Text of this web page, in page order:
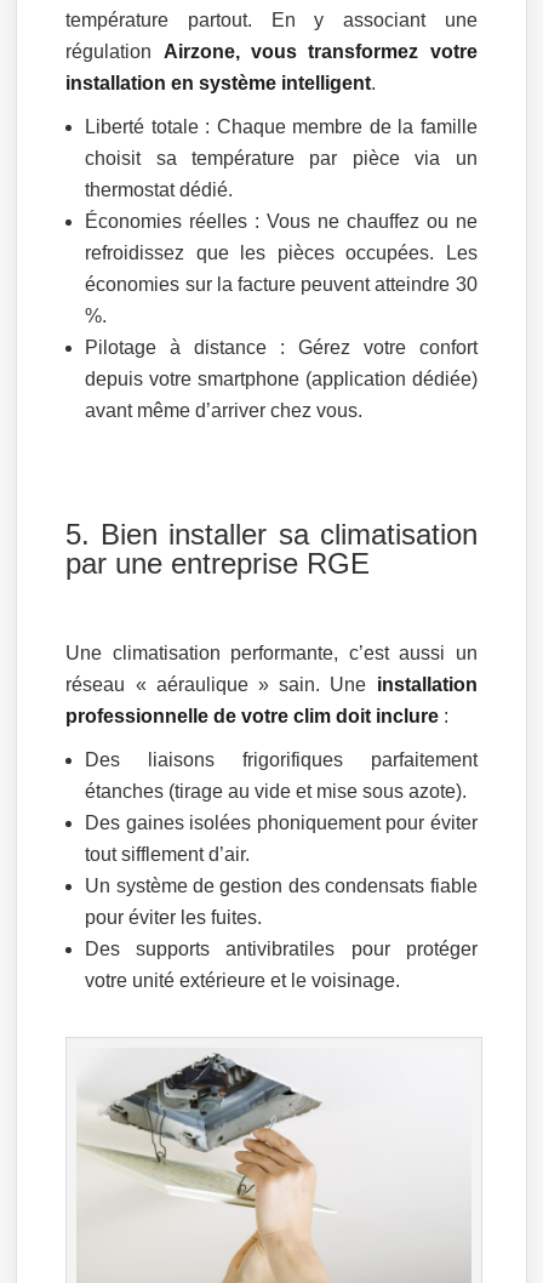
température partout. En y associant une
régulation Airzone, vous transformez votre
installation en système intelligent.
Liberté totale : Chaque membre de la famille
choisit sa température par pièce via un
thermostat dédié.
Économies réelles : Vous ne chauffez ou ne
refroidissez que les pièces occupées. Les
économies sur la facture peuvent atteindre 30
%.
Pilotage à distance : Gérez votre confort
depuis votre smartphone (application dédiée)
avant même d’arriver chez vous.
5. Bien installer sa climatisation
par une entreprise RGE
Une climatisation performante, c’est aussi un
réseau « aéraulique » sain. Une installation
professionnelle de votre clim doit inclure :
Des liaisons frigorifiques parfaitement
étanches (tirage au vide et mise sous azote).
Des gaines isolées phoniquement pour éviter
tout sifflement d’air.
Un système de gestion des condensats fiable
pour éviter les fuites.
Des supports antivibratiles pour protéger
votre unité extérieure et le voisinage.